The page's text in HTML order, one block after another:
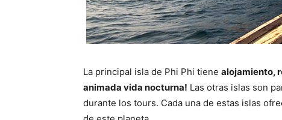
La principal isla de Phi Phi tiene alojamiento,
animada vida nocturna! Las otras islas son
durante los tours. Cada una de estas islas